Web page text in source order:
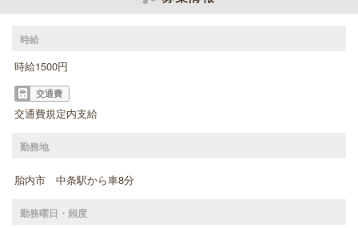
時給
時給1500円
交通費
交通費規定内支給
勤務地
胎内市 中条駅から車8分
勤務曜日・頻度